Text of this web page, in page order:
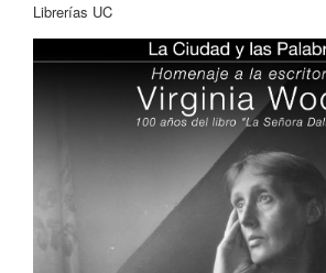
Librerías UC